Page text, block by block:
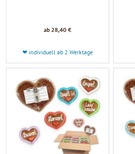
ab 28,40 €
❤ individuell ab 2 Werktage